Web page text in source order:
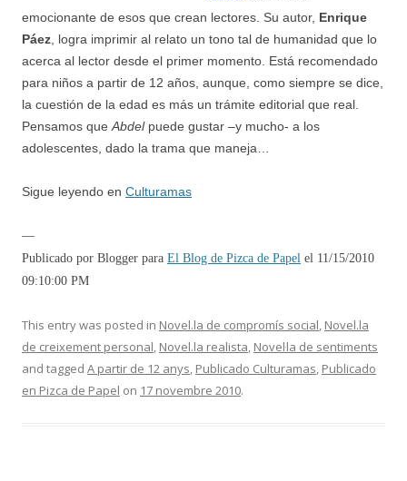
emocionante de esos que crean lectores. Su autor, Enrique
Páez , logra imprimir al relato un tono tal de humanidad que lo
acerca al lector desde el primer momento. Está recomendado
para niños a partir de 12 años, aunque, como siempre se dice,
la cuestión de la edad es más un trámite editorial que real.
Pensamos que Abdel puede gustar –y mucho- a los
adolescentes, dado la trama que maneja…
Sigue leyendo en Culturamas
—
Publicado por Blogger para El Blog de Pizca de Papel el 11/15/2010
09:10:00 PM
This entry was posted in Novel.la de compromís social, Novel.la
de creixement personal, Novel.la realista, Novel·la de sentiments
and tagged A partir de 12 anys, Publicado Culturamas, Publicado
en Pizca de Papel on 17 novembre 2010.